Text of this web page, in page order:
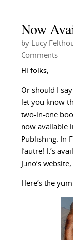
Now
by Lucy
Comments
Hi folks,
Or should I
let you know
two-in-one
now available
Publishing. In
l’autre! It’s
Juno’s
Here’s the